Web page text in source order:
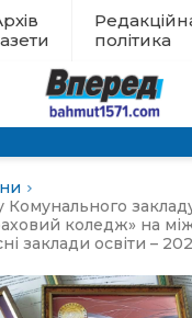
політика
Комунального
коледж» на
заклади освіти –